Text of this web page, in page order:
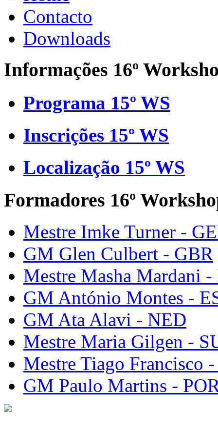
Contacto
Downloads
Informações 16º
Programa 15º WS
Inscrições 15º WS
Localização 15º WS
Formadores 16º
Mestre Imke Turner -
GM Glen Culbert - GBR
Mestre Masha Mardani
GM António Montes -
GM Ata Alavi - NED
Mestre Maria Gilgen -
Mestre Tiago Francisco
GM Paulo Martins -